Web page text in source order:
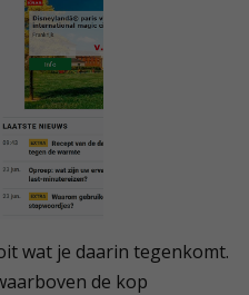
wat je daarin tegenkomt.
de kop